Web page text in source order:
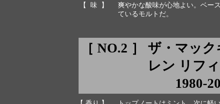
【 味 】
爽やかな酸味が心地よい。ベー
ているモルトだ。
［ NO.2 ］ ザ・マッ
レン リフ
1980-